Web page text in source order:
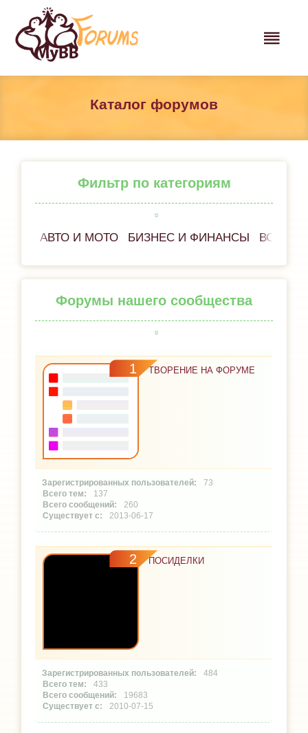
Каталог форумов
Фильтр по категориям
АВТО И МОТО БИЗНЕС И ФИНАНСЫ ВСЁ
Форумы нашего сообщества
1 ТВОРЕНИЕ НА ФОРУМЕ
73
137
260
2013-06-17
2 ПОСИДЕЛКИ
484
433
19683
2010-07-15